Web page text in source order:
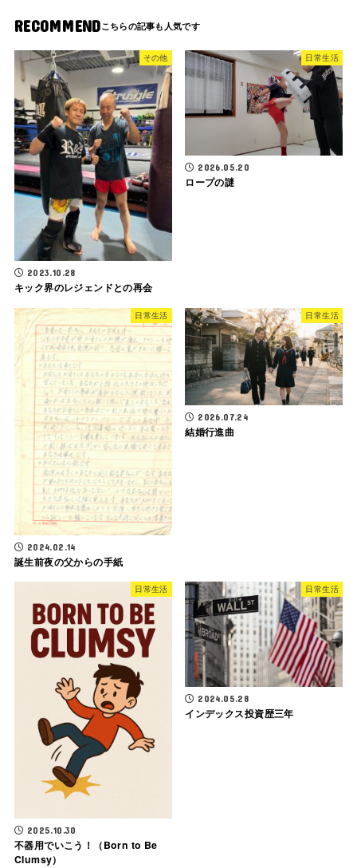
RECOMMEND
その他
2023.10.28
キック界のレジェンドとの再会
日常生活
2026.05.20
ロープの謎
日常生活
2024.02.14
誕生前夜の父からの手紙
日常生活
2026.07.24
結婚行進曲
日常生活
2025.10.30
不器用でいこう！（Born to Be
Clumsy）
日常生活
2024.05.28
インデックス投資歴三年